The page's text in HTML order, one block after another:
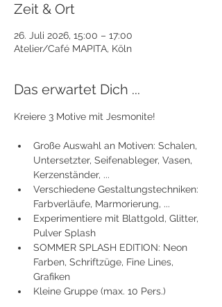
Zeit & Ort
26. Juli 2026, 15:00 – 17:00
Atelier/Café MAPITA, Köln
Das erwartet Dich ...
Kreiere 3 Motive mit Jesmonite!
Große Auswahl an Motiven: Schalen,
Untersetzter, Seifenableger, Vasen,
Kerzenständer, ...
Verschiedene Gestaltungstechniken:
Farbverläufe, Marmorierung, ...
Experimentiere mit Blattgold, Glitter,
Pulver Splash
SOMMER SPLASH EDITION: Neon
Farben, Schriftzüge, Fine Lines,
Grafiken
Kleine Gruppe (max. 10 Pers.)